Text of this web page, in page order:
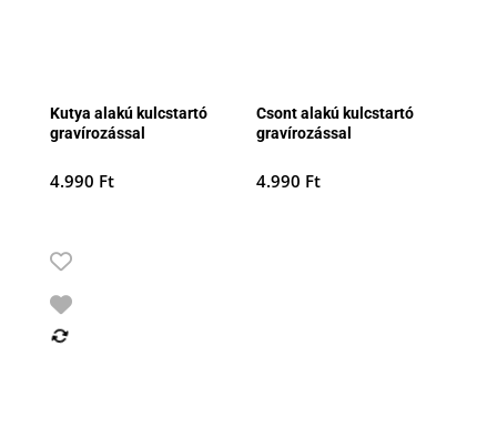
Kutya alakú kulcstartó
gravírozással
4.990 Ft
Csont alakú kulcstartó
gravírozással
4.990 Ft